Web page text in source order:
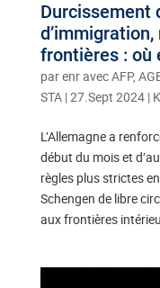
Durcissement
frontières : où
parenr avec AFP,
STA|27.Sept 2024|
L’Allemagne a
début du mois et
règles plus strictes
Schengen de libre
aux frontières